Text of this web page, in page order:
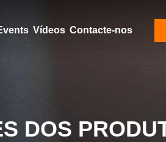
Vídeos Contacte-nos
DOS